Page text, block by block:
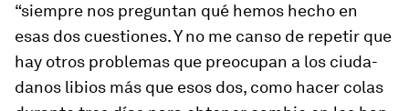
“siempre nos pre­guntan qué hemos hecho en
esas dos cues­tio­nes. Y no me canso de re­petir que
hay otros pro­blemas que preo­cupan a los ciu­da­
danos li­bios más que esos dos, como hacer colas